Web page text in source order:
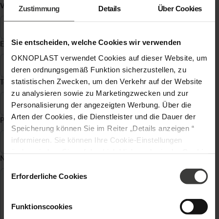
Zustimmung Details Über Cookies
Sie entscheiden, welche Cookies wir verwenden
OKNOPLAST verwendet Cookies auf dieser Website, um
deren ordnungsgemäß Funktion sicherzustellen, zu
statistischen Zwecken, um den Verkehr auf der Website
zu analysieren sowie zu Marketingzwecken und zur
Personalisierung der angezeigten Werbung. Über die
Arten der Cookies, die Dienstleister und die Dauer der
Speicherung können Sie im Reiter „Details anzeigen “
informieren. Sie können Ihre Cookie-Einstellungen
personenbezogenen Daten ist die Gesellschaft Oknoplast
sp. z o.o. Weitere Informationen über personenbezogene
Datenschutzrichtlinie
Erforderliche Cookies
Funktionscookies
Vorname, Name*
E-Mail Adresse*
Telefon*
Postleitzahl*
Nachricht